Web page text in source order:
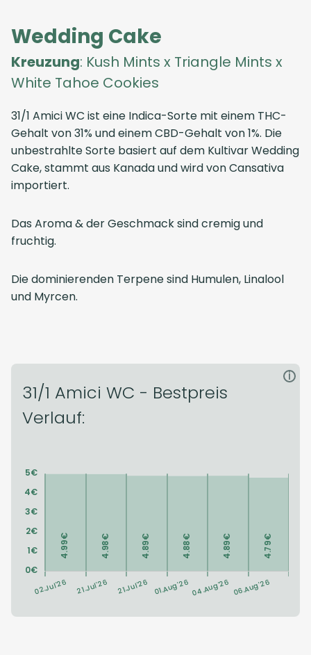
Wedding Cake
Kreuzung: Kush Mints x Triangle Mints x
White Tahoe Cookies
31/1 Amici WC ist eine Indica-Sorte mit einem THC-
Gehalt von 31% und einem CBD-Gehalt von 1%. Die
unbestrahlte Sorte basiert auf dem Kultivar Wedding
Cake, stammt aus Kanada und wird von Cansativa
importiert.
Das Aroma & der Geschmack sind cremig und
fruchtig.
Die dominierenden Terpene sind Humulen, Linalool
und Myrcen.
31/1 Amici WC - Bestpreis
Verlauf:
i